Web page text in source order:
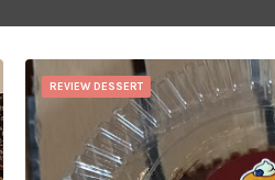
REVIEW DESSERT